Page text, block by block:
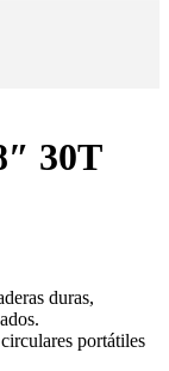
30T
duras,
portátiles